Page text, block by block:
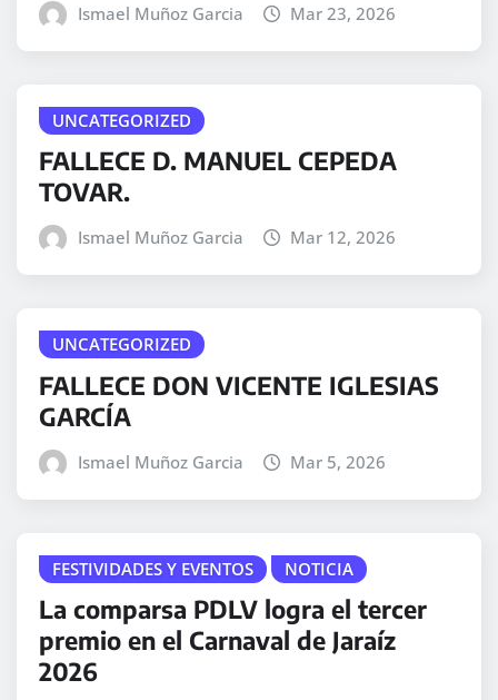
Ismael Muñoz Garcia Mar 23, 2026
UNCATEGORIZED
FALLECE D. MANUEL CEPEDA
TOVAR.
Ismael Muñoz Garcia Mar 12, 2026
UNCATEGORIZED
FALLECE DON VICENTE IGLESIAS
GARCÍA
Ismael Muñoz Garcia Mar 5, 2026
FESTIVIDADES Y EVENTOS NOTICIA
La comparsa PDLV logra el tercer
premio en el Carnaval de Jaraíz
2026